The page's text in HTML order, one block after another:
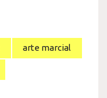
arte marcial